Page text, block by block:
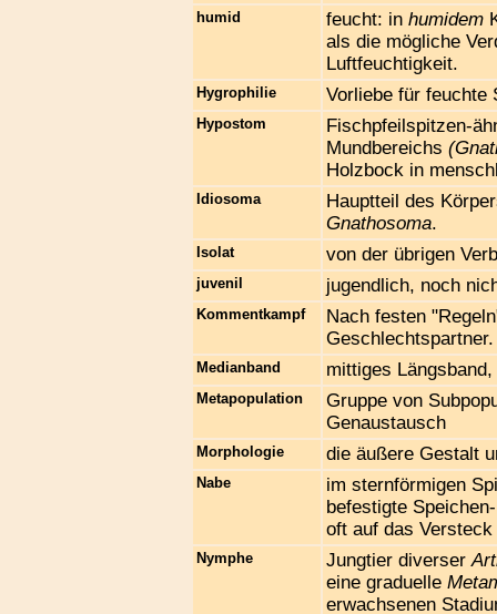
humid feucht: in humidem
als die mögliche
Luftfeuchtigkeit.
Hygrophilie Vorliebe für feuchte
Hypostom
Fischpfeilspitzen-
Mundbereichs
Holzbock in
Idiosoma
Hauptteil des
Gnathosoma.
Isolat von der übrigen
juvenil jugendlich, noch
Kommentkampf
Nach festen
Geschlechtspartner.
Medianband mittiges
Metapopulation
Gruppe von
Genaustausch
Morphologie die äußere Gestalt
Nabe
im sternförmigen
befestigte
oft auf das
Nymphe Jungtier diverser
eine graduelle
erwachsenen